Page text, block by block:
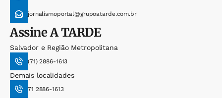
jornalismoportal@grupoatarde.com.br
AssineA TARDE
Salvador e Região Metropolitana
(71) 2886-1613
Demais localidades
71 2886-1613